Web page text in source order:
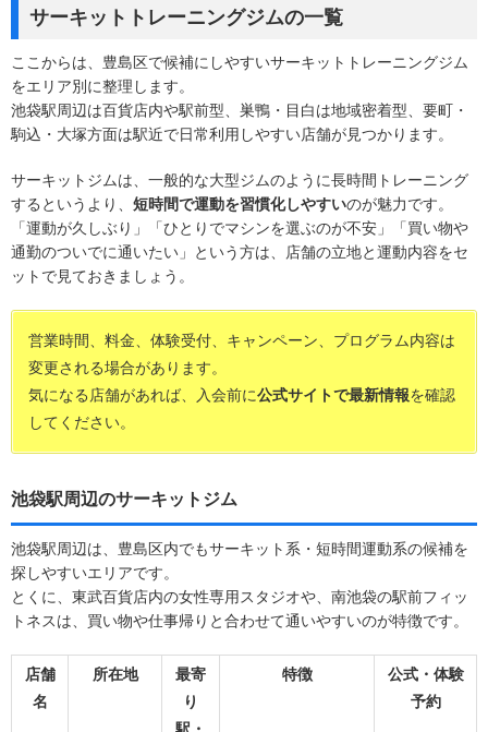
サーキットトレーニングジムの一覧
ここからは、豊島区で候補にしやすいサーキットトレーニングジム
をエリア別に整理します。
池袋駅周辺は百貨店内や駅前型、巣鴨・目白は地域密着型、要町・
駒込・大塚方面は駅近で日常利用しやすい店舗が見つかります。
サーキットジムは、一般的な大型ジムのように長時間トレーニング
するというより、 短時間で運動を習慣化しやすいのが魅力です。
「運動が久しぶり」「ひとりでマシンを選ぶのが不安」「買い物や
通勤のついでに通いたい」という方は、店舗の立地と運動内容をセ
ットで見ておきましょう。
営業時間、料金、体験受付、キャンペーン、プログラム内容は
変更される場合があります。
気になる店舗があれば、入会前に公式サイトで最新情報を確認
してください。
池袋駅周辺のサーキットジム
池袋駅周辺は、豊島区内でもサーキット系・短時間運動系の候補を
探しやすいエリアです。
とくに、東武百貨店内の女性専用スタジオや、南池袋の駅前フィッ
トネスは、買い物や仕事帰りと合わせて通いやすいのが特徴です。
店舗
名
所在地
最寄
り
特徴
公式・体験
予約